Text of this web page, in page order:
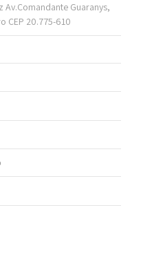
Av.Comandante Guaranys,
CEP 20.775-610